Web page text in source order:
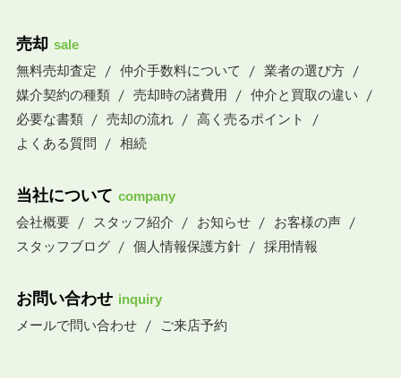
売却 sale
無料売却査定
仲介手数料について
業者の選び方
媒介契約の種類
売却時の諸費用
仲介と買取の違い
必要な書類
売却の流れ
高く売るポイント
よくある質問
相続
当社について company
会社概要
スタッフ紹介 お知らせ
お客様の声
スタッフブログ
個人情報保護方針 採用情報
お問い合わせ inquiry
メールで問い合わせ
ご来店予約